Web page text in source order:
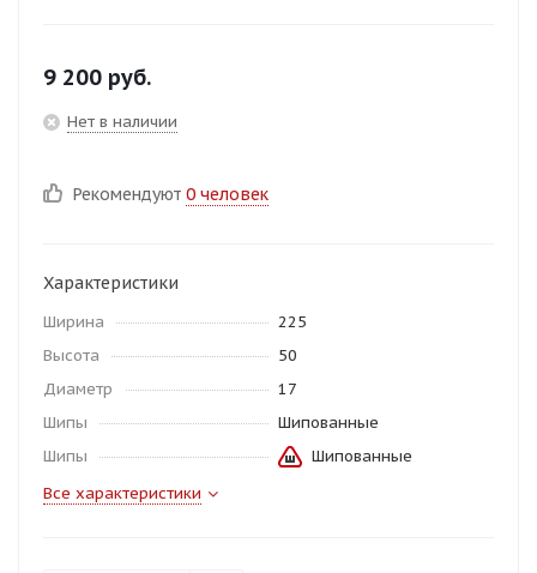
9 200 руб.
Нет в наличии
Рекомендуют 0 человек
Характеристики
Ширина
225
Высота
50
Диаметр
17
Шипы
Шипованные
Шипы
Шипованные
Все характеристики